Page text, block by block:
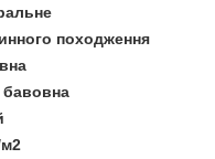
походження
бавовна
м2